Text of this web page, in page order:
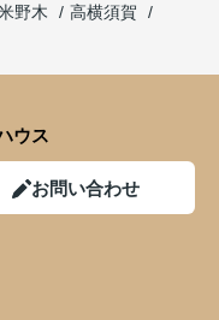
野木
高横須賀
ウス
お問い合わせ